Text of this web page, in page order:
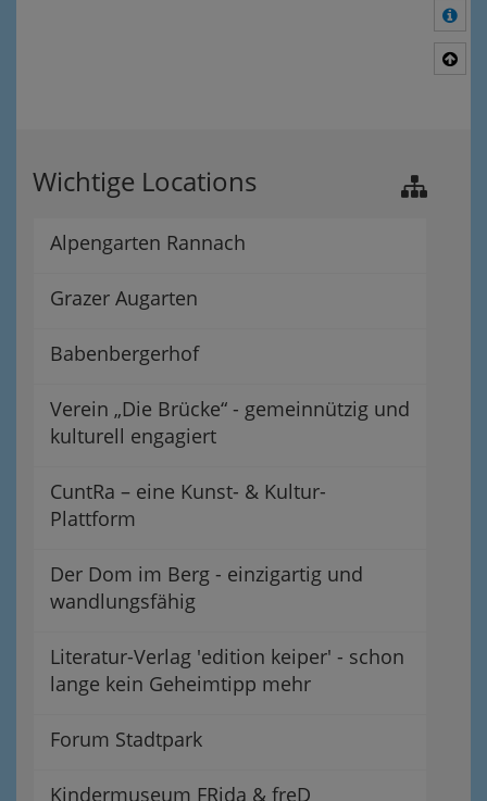
Wichtige Locations
Alpengarten Rannach
Grazer Augarten
Babenbergerhof
Verein „Die Brücke“ - gemeinnützig und
kulturell engagiert
CuntRa – eine Kunst- & Kultur-
Plattform
Der Dom im Berg - einzigartig und
wandlungsfähig
Literatur-Verlag 'edition keiper' - schon
lange kein Geheimtipp mehr
Forum Stadtpark
Kindermuseum FRida & freD